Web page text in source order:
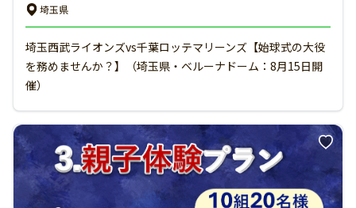
埼玉県
埼玉西武ライオンズvs千葉ロッテマリーンズ【始球式の大役
を務めませんか？】（埼玉県・ベルーナドーム：8月15日開
催）